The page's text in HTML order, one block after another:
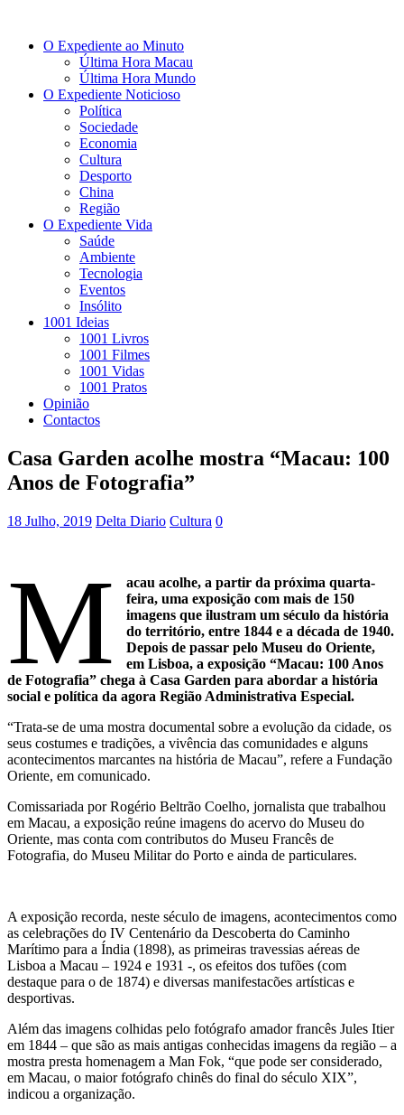
O Expediente ao Minuto
Última Hora Macau
Última Hora Mundo
O Expediente Noticioso
Política
Sociedade
Economia
Cultura
Desporto
China
Região
O Expediente Vida
Saúde
Ambiente
Tecnologia
Eventos
Insólito
1001 Ideias
1001 Livros
1001 Filmes
1001 Vidas
1001 Pratos
Opinião
Contactos
Casa Garden acolhe mostra “Macau: 100
Anos de Fotografia”
18 Julho, 2019 Delta Diario Cultura 0
M
acau acolhe, a partir da próxima quarta-
feira, uma exposição com mais de 150
imagens que ilustram um século da história
do território, entre 1844 e a década de 1940.
Depois de passar pelo Museu do Oriente,
em Lisboa, a exposição “Macau: 100 Anos
de Fotografia” chega à Casa Garden para abordar a história
social e política da agora Região Administrativa Especial.
“Trata-se de uma mostra documental sobre a evolução da cidade, os
seus costumes e tradições, a vivência das comunidades e alguns
acontecimentos marcantes na história de Macau”, refere a Fundação
Oriente, em comunicado.
Comissariada por Rogério Beltrão Coelho, jornalista que trabalhou
em Macau, a exposição reúne imagens do acervo do Museu do
Oriente, mas conta com contributos do Museu Francês de
Fotografia, do Museu Militar do Porto e ainda de particulares.
A exposição recorda, neste século de imagens, acontecimentos como
as celebrações do IV Centenário da Descoberta do Caminho
Marítimo para a Índia (1898), as primeiras travessias aéreas de
Lisboa a Macau – 1924 e 1931 -, os efeitos dos tufões (com
destaque para o de 1874) e diversas manifestacões artísticas e
desportivas.
Além das imagens colhidas pelo fotógrafo amador francês Jules Itier
em 1844 – que são as mais antigas conhecidas imagens da região – a
mostra presta homenagem a Man Fok, “que pode ser considerado,
em Macau, o maior fotógrafo chinês do final do século XIX”,
indicou a organização.